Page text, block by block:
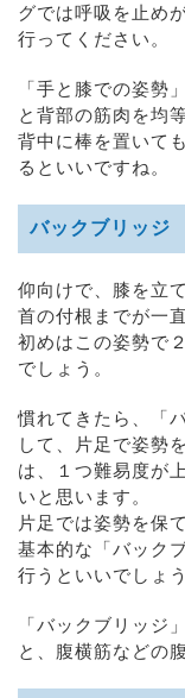
グでは呼吸を止め
行ってください。
「手と膝での姿勢
と背部の筋肉を均
背中に棒を置いて
るといいですね。
バックブリッジ
仰向けで、膝を立
首の付根までが一
初めはこの姿勢で
でしょう。
慣れてきたら、「
して、片足で姿勢
は、１つ難易度が
いと思います。
片足では姿勢を保
基本的な「バック
行うといいでしょう
「バックブリッジ
と、腹横筋などの